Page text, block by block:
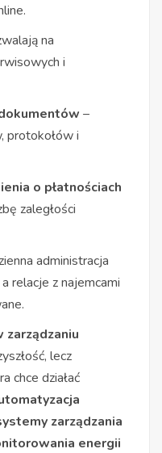
na
i
–
protokołów i
o płatnościach
zaległości
administracja
relacje z najemcami
lecz
chce działać
zarządzania
energii